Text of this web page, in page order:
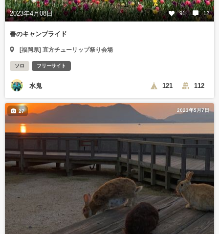
2023年4月08日 91 12
春のキャンプライド
[福岡県] 直方チューリップ祭り会場
ソロ フリーサイト
水鬼 121 112
2023年5月7日
27